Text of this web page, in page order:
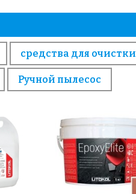
средства для очистки
Ручной пылесос